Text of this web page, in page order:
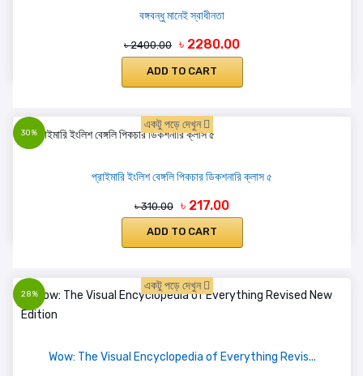
বঙ্গবন্ধু মানেই স্বাধীনতা
৳ 2400.00 ৳ 2280.00
ADD TO CART
30%
একটু পড়ে দেখুন
প্রাইমারি ইংলিশ বেঙ্গলি পিকচার ডিকশনারি ক্লাস ৫
৳ 310.00 ৳ 217.00
ADD TO CART
28%
একটু পড়ে দেখুন
Wow: The Visual Encyclopedia of Everything Revis...